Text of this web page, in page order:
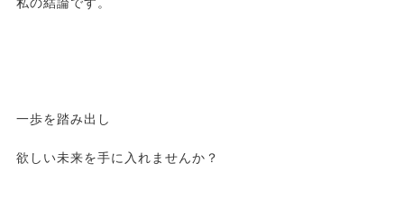
一歩を踏み出し
欲しい未来を手に入れませんか？